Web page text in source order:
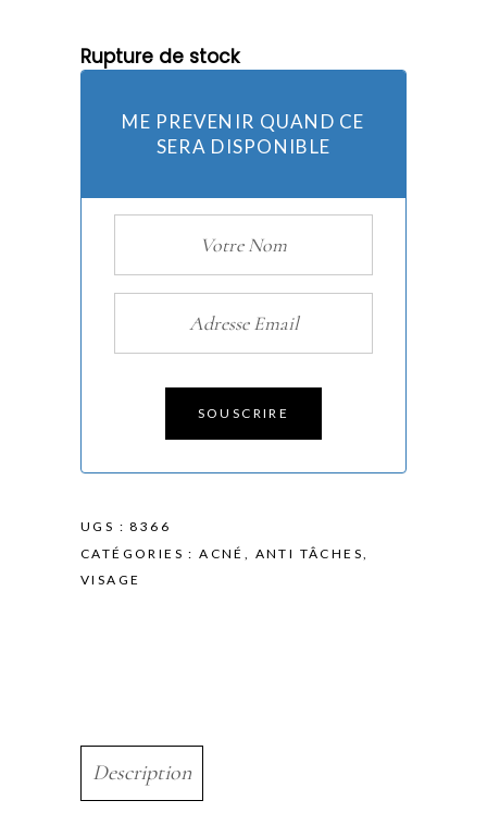
Rupture de stock
ME PREVENIR QUAND CE
SERA DISPONIBLE
SOUSCRIRE
UGS :8366
CATÉGORIES :ACNÉ , ANTI TÂCHES,
VISAGE
Description